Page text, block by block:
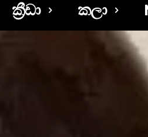
ක්‍රීඩා කලා